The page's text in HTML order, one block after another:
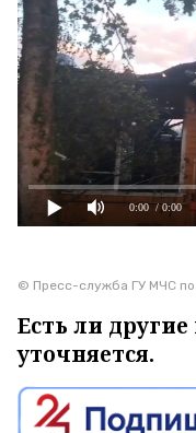
0:00 / 0:00
© Пресс-служба ГУ МЧС по
Есть ли
уточняется.